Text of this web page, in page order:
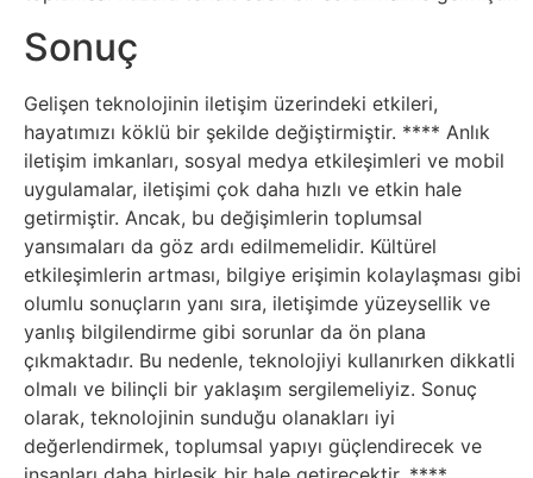
Sağlık
Scriptler
Seo
Sigorta
Sinema
Spor
Tarih
Tarım
Sonuç
Gelişen teknolojinin iletişim üzerindeki etkileri,
hayatımızı köklü bir şekilde değiştirmiştir. ** ** Anlık
iletişim imkanları, sosyal medya etkileşimleri ve mobil
uygulamalar, iletişimi çok daha hızlı ve etkin hale
getirmiştir. Ancak, bu değişimlerin toplumsal
yansımaları da göz ardı edilmemelidir. Kültürel
etkileşimlerin artması, bilgiye erişimin kolaylaşması gibi
olumlu sonuçların yanı sıra, iletişimde yüzeysellik ve
yanlış bilgilendirme gibi sorunlar da ön plana
çıkmaktadır. Bu nedenle, teknolojiyi kullanırken dikkatli
olmalı ve bilinçli bir yaklaşım sergilemeliyiz. Sonuç
olarak, teknolojinin sunduğu olanakları iyi
değerlendirmek, toplumsal yapıyı güçlendirecek ve